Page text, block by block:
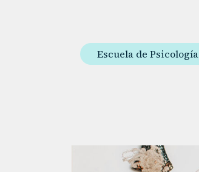
Escuela de Psicología